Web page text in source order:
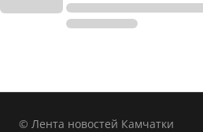
© Лента новостей Камчатки